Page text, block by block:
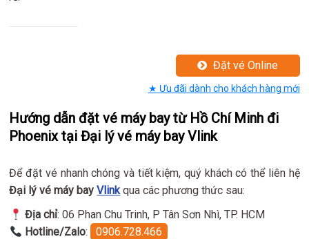
Đặt vé Online
★ Ưu đãi dành cho khách hàng mới
Hướng dẫn đặt vé máy bay từ Hồ Chí Minh đi
Phoenix tại Đại lý vé máy bay Vlink
Để đặt vé nhanh chóng và tiết kiệm, quý khách có thể liên hệ
Đại lý vé máy bayVlinkqua các phương thức sau:
Địa chỉ: 06 Phan Chu Trinh, P Tân Sơn Nhì, TP. HCM
Hotline/Zalo:
0906.728.466